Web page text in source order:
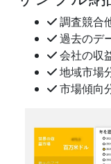
調査競合
過去のデ
会社の収
地域市場
市場傾向